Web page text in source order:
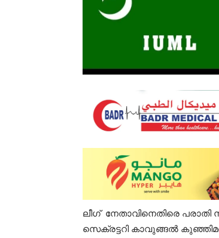
ലീഗ് നേതാവിനെതിരെ
സെക്രട്ടറി കാവുങ്ങല്‍